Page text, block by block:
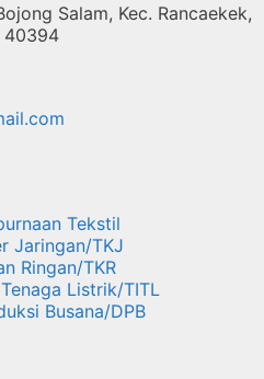
Salam, Kec. Rancaekek,
40394
Tekstil
Jaringan/TKJ
Ringan/TKR
Listrik/TITL
Busana/DPB